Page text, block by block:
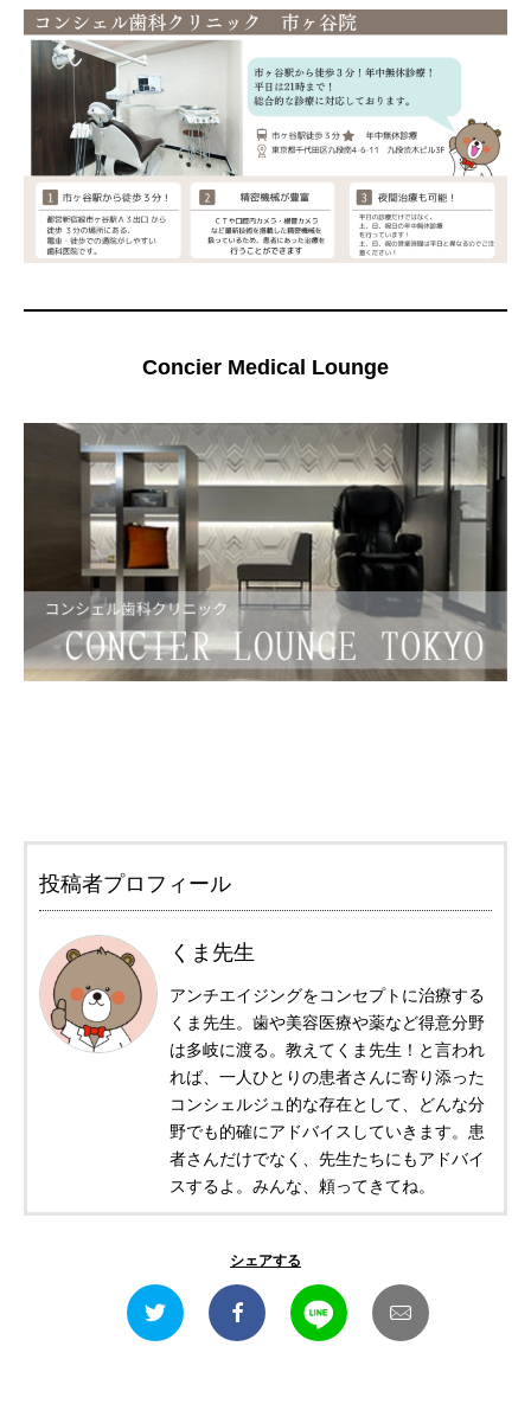
Concier Medical Lounge
投稿者プロフィール
くま先生
アンチエイジングをコンセプトに治療する
くま先生。歯や美容医療や薬など得意分野
は多岐に渡る。教えてくま先生！と言われ
れば、一人ひとりの患者さんに寄り添った
コンシェルジュ的な存在として、どんな分
野でも的確にアドバイスしていきます。患
者さんだけでなく、先生たちにもアドバイ
スするよ。みんな、頼ってきてね。
シェアする